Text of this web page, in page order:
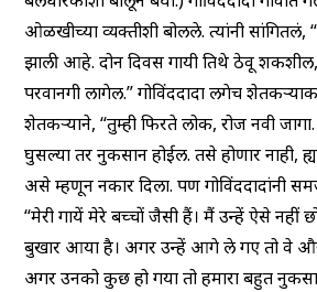
ओळखीच्या व्यक्तीशी बोलले. त्यांनी सांगितलं,
झाली आहे. दोन दिवस गायी तिथे ठेवू
परवानगी लागेल.” गोविंददादा लगेच
शेतकऱ्याने, “तुम्ही फिरते लोक, रोज नवी
घुसल्या तर नुकसान होईल. तसे होणार नाही,
असे म्हणून नकार दिला. पण गोविंददादांनी
“मेरी गायें मेरे बच्चों जैसी हैं। मैं उन्हें ऐसे नहीं
बुखार आया है। अगर उन्हें आगे ले गए तो वे और
अगर उनको कुछ हो गया तो हमारा बहुत